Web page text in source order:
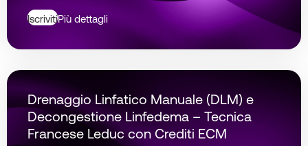
IscrivitiPiù dettagli
Drenaggio Linfatico Manuale (DLM) e
Decongestione Linfedema – Tecnica
Francese Leduc con Crediti ECM